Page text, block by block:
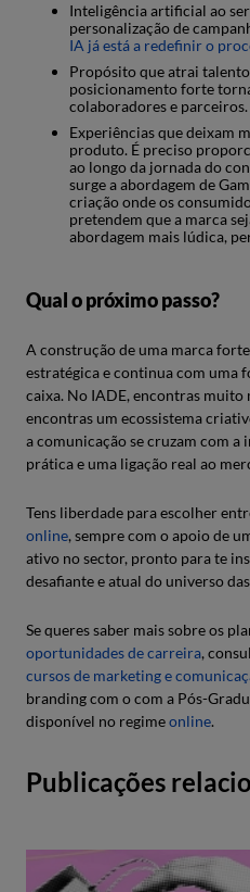
Inteligência artificial ao
personalização de
IA já está a redefinir o
Propósito que atrai
posicionamento forte
colaboradores e parceiros.
Experiências que deixam
produto. É preciso
ao longo da jornada do
surge a abordagem de
criação onde os
pretendem que a marca
abordagem mais lúdica,
Qual o próximo passo?
A construção de uma marca
estratégica e continua com uma
caixa. No IADE, encontras muito
encontras um ecossistema
a comunicação se cruzam com a
prática e uma ligação real ao
Tens liberdade para escolher
online, sempre com o apoio de
ativo no sector, pronto para te
desafiante e atual do universo
Se queres saber mais sobre os
oportunidades de carreira,
cursos de marketing e
branding com o com a Pós-
disponível no regimeonline.
Publicações